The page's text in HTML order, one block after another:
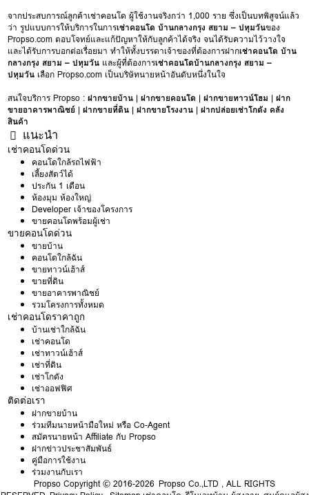
จากประสบการณ์ลูกค้าเช่าคอนโด ผู้ใช้งานจริงกว่า 1,000 ราย ซึ่งเป็นบทพิสูจน์แล้ว
ว่า รูปแบบการให้บริการในการเช่าคอนโด บ้านกลางกรุง สยาม – ปทุมวันของ
Propso.com ตอบโจทย์และแก้ปัญหาให้กับลูกค้าได้จริง จนได้รับความไว้วางใจ
และได้รับการบอกต่อเรื่อยมา ทำให้ทั้งบรรดาเจ้าของที่ต้องการฝากเช่าคอนโด บ้าน
กลางกรุง สยาม – ปทุมวัน และผู้ที่ต้องการเช่าคอนโดบ้านกลางกรุง สยาม –
ปทุมวัน เลือก Propso.com เป็นบริษัทนายหน้าอันดับหนึ่งในใจ
สนใจบริการ Propso :ฝากขายบ้าน |ฝากขายคอนโด |ฝากขายทาวน์โฮม |ฝาก
ขายอาคารพาณิชย์ |ฝากขายที่ดิน |ฝากขายโรงงาน |ฝากปล่อยเช่าโกดัง คลัง
สินค้า
แนะนำ
เช่าคอนโดด่วน
คอนโดใกล้รถไฟฟ้า
เลี้ยงสัตว์ได้
ประกัน 1 เดือน
ห้องมุม ห้องใหญ่
Developer เจ้าของโครงการ
ขายคอนโดพร้อมผู้เช่า
ขายคอนโดด่วน
ขายบ้าน
คอนโดใกล้ฉัน
ขายทาวน์เฮ้าส์
ขายที่ดิน
ขายอาคารพาณิชย์
รวมโครงการทั้งหมด
เช่าคอนโดราคาถูก
บ้านเช่าใกล้ฉัน
เช่าคอนโด
เช่าทาวน์เฮ้าส์
เช่าที่ดิน
เช่าโกดัง
เช่าออฟฟิศ
ติดต่อเรา
ฝากขายบ้าน
ร่วมทีมนายหน้ามือใหม่ หรือ Co-Agent
สมัครนายหน้า Affiliate กับ Propso
ฝากข่าวประชาสัมพันธ์
คู่มือการใช้งาน
ร่วมงานกับเรา
Propso Copyright © 2016-2026 Propso Co.,LTD , ALL RIGHTS